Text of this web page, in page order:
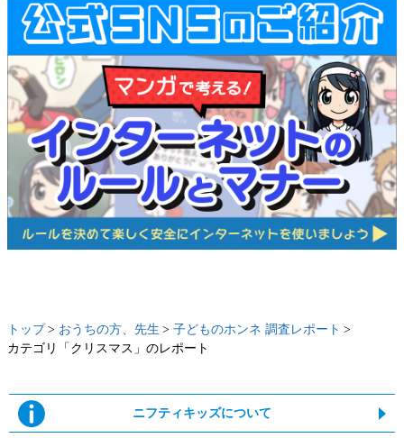
トップ おうちの方、先生
子どものホンネ 調査レポート
カテゴリ「クリスマス」のレポート
ニフティキッズについて